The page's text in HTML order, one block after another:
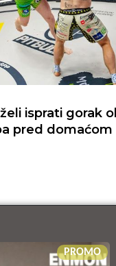
isprati gorak
pred domaćom
PROMO